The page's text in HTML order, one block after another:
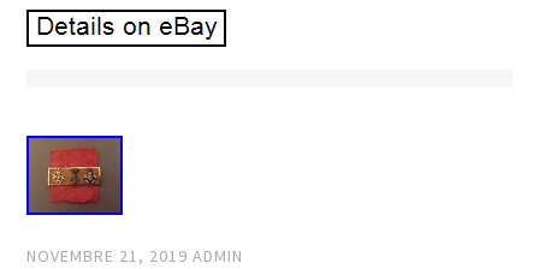
NOVEMBRE 21, 2019 ADMIN